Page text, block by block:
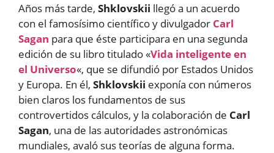
Años más tarde, Shklovskii llegó a un acuerdo
con el famosísimo científico y divulgador Carl
Sagan para que éste participara en una segunda
edición de su libro titulado «Vida inteligente en
el Universo«, que se difundió por Estados Unidos
y Europa. En él, Shklovskii exponía con números
bien claros los fundamentos de sus
controvertidos cálculos, y la colaboración de Carl
Sagan, una de las autoridades astronómicas
mundiales, avaló sus teorías de alguna forma.